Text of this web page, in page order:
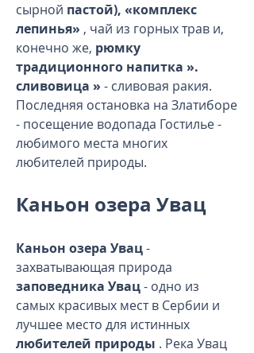
сырной пастой), «комплекс
лепинья» , чай из горных трав и,
конечно же, рюмку
традиционного напитка ».
сливовица » - сливовая ракия.
Последняя остановка на Златиборе
- посещение водопада Гостилье -
любимого места многих
любителей природы.
Каньон озера Увац
Каньон озера Увац-
захватывающая природа
заповедника Увац- одно из
самых красивых мест в Сербии и
лучшее место для истинных
любителей природы . Река Увац